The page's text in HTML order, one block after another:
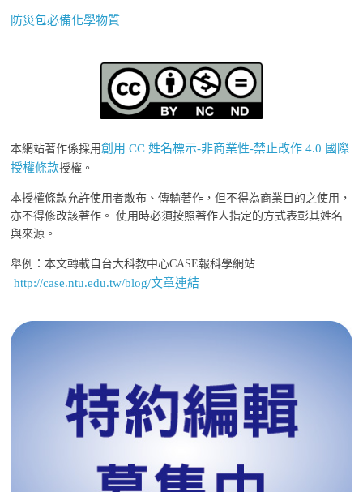
防災包必備化學物質
本網站著作係採用創用 CC 姓名標示-非商業性-禁止改作 4.0 國際
授權條款授權。
本授權條款允許使用者散布、傳輸著作，但不得為商業目的之使用，
亦不得修改該著作。 使用時必須按照著作人指定的方式表彰其姓名
與來源。
舉例：本文轉載自台大科教中心CASE報科學網站
http://case.ntu.edu.tw/blog/文章連結